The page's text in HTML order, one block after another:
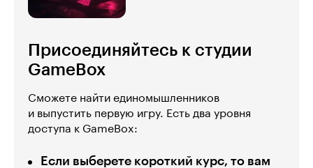
Присоединяйтесь к студии
GameBox
Сможете найти единомышленников
и выпустить первую игру. Есть два уровня
доступа к GameBox:
Если выберете короткий курс, то вам